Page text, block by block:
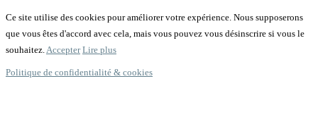
Ce site utilise des cookies pour améliorer votre expérience. Nous supposerons
que vous êtes d'accord avec cela, mais vous pouvez vous désinscrire si vous le
souhaitez. Accepter Lire plus
Politique de confidentialité & cookies